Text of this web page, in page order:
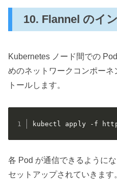
10. Flannel のイ
Kubernetes ノード間での
めのネットワークコンポー
トールします。
kubectl apply -f
各 Pod が通信できるように
セットアップされていきます